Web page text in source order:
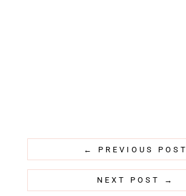
← PREVIOUS POST
NEXT POST →